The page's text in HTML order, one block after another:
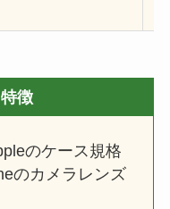
徴
のケース規格
のカメラレンズ